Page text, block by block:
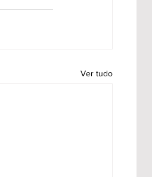
Ver tudo